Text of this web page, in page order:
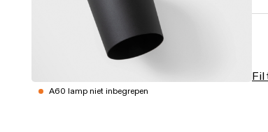
A60 lamp niet inbegrepen